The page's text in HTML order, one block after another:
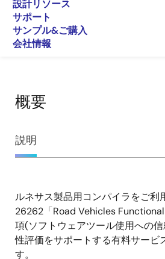
設計リソース
サポート
サンプル&ご購入
会社情報
ページセクションへ移動：
概要
概
要
説明
説
明
ルネサス製品用コンパイラをご利
26262「Road Vehicles Functional
項(ソフトウェアツール使用への
性評価をサポートする有料サービ
す。